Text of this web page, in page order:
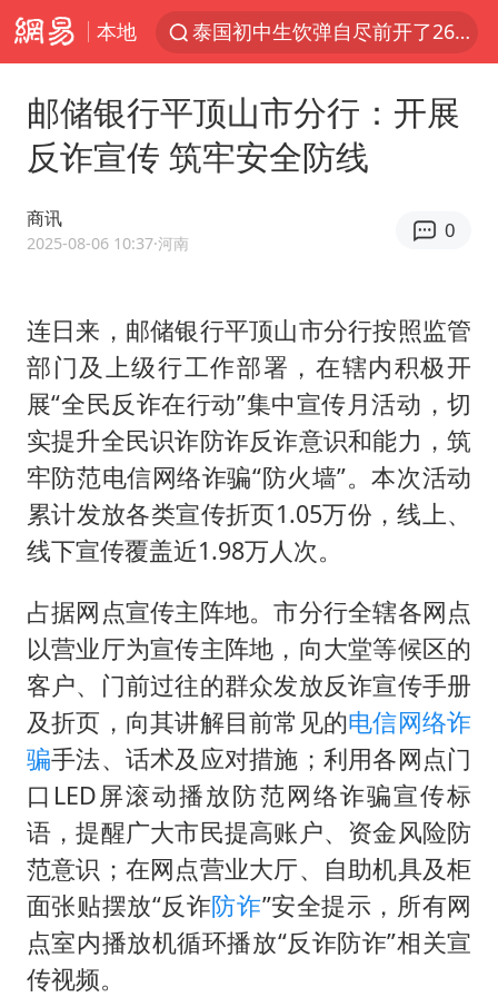
本地
泰国初中生饮弹自尽前开了26枪
用AI造出新病毒意味着什么
实时追踪台风白海豚
俄黑客称掌握北约直接参与袭俄证据
泰国校园枪击事件已致8死30余伤
王虹邓煜的同学获统计学界诺贝尔奖
胡彦斌获《歌手2026》歌王
“中国蔬菜之乡”最高温达41.8℃
79岁老人被城管撞倒后离世案一审开庭
夯实基础开新局
邮储银行平顶山市分行：开展
反诈宣传 筑牢安全防线
商讯
2025-08-06 10:37·河南
0
连日来，邮储银行平顶山市分行按照监管
部门及上级行工作部署，在辖内积极开
展“全民反诈在行动”集中宣传月活动，切
实提升全民识诈防诈反诈意识和能力，筑
牢防范电信网络诈骗“防火墙”。本次活动
累计发放各类宣传折页1.05万份，线上、
线下宣传覆盖近1.98万人次。
占据网点宣传主阵地。市分行全辖各网点
以营业厅为宣传主阵地，向大堂等候区的
客户、门前过往的群众发放反诈宣传手册
及折页，向其讲解目前常见的电信网络诈
骗手法、话术及应对措施；利用各网点门
口LED屏滚动播放防范网络诈骗宣传标
语，提醒广大市民提高账户、资金风险防
范意识；在网点营业大厅、自助机具及柜
面张贴摆放“反诈防诈”安全提示，所有网
点室内播放机循环播放“反诈防诈”相关宣
传视频。